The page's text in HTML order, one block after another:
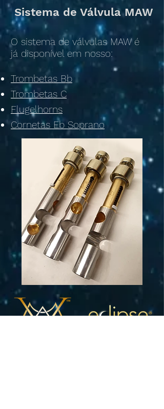
Sistema de Válvula MAW
O sistema de válvulas MAW é
já disponível em nosso:
Trombetas Bb
Trombetas C
Flugelhorns
Cornetas Eb Soprano